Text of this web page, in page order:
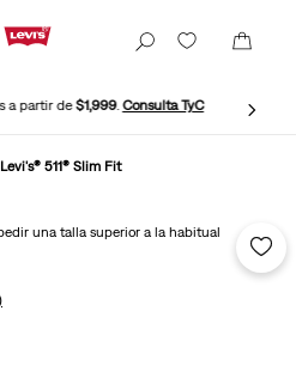
a partir de$1,999.Consulta TyC
Levi's® 511® Slim Fit
una talla superior a la habitual